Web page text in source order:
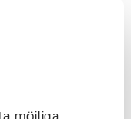
datorn. Vi
som vi pratar